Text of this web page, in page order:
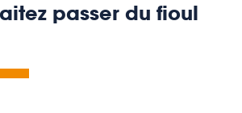
passer du fioul